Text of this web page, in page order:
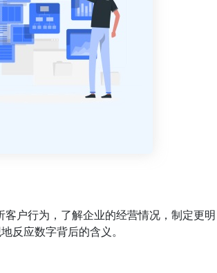
户行为，了解企业的经营情况，制定更明
反应数字背后的含义。